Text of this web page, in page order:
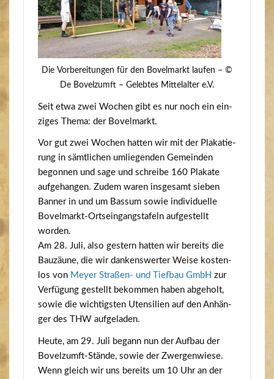
Die Vor­be­rei­tun­gen für den Bovel­markt lau­fen – ©
De Bovelzumft – Geleb­tes Mit­tel­al­ter e.V.
Seit etwa zwei Wochen gibt es nur noch ein ein­
zi­ges The­ma: der Bovelmarkt.
Vor gut zwei Wochen hat­ten wir mit der Pla­ka­tie­
rung in sämt­li­chen umlie­gen­den Gemein­den
begon­nen und sage und schrei­be 160 Pla­ka­te
auf­ge­han­gen. Zudem waren ins­ge­samt sie­ben
Ban­ner in und um Bas­sum sowie indi­vi­du­el­le
Bovel­markt-Orts­ein­gangs­ta­feln auf­ge­stellt
worden.
Am 28. Juli, also ges­tern hat­ten wir bereits die
Bau­zäu­ne, die wir dan­kens­wer­ter Wei­se kos­ten­
los von Mey­er Stra­ßen- und Tief­bau GmbH zur
Ver­fü­gung gestellt bekom­men haben abge­holt,
sowie die wich­tigs­ten Uten­si­li­en auf den Anhän­
ger des THW aufgeladen.
Heu­te, am 29. Juli begann nun der Auf­bau der
Bovelzumft-Stän­de, sowie der Zwer­gen­wie­se.
Wenn gleich wir uns bereits um 10 Uhr an der